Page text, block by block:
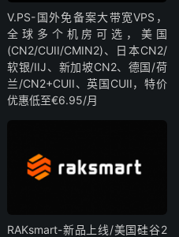
V.PS-国外免备案大带宽VPS，
全球多个机房可选，美国
(CN2/CUII/CMIN2)、日本CN2/
软银/IIJ、新加坡CN2、德国/荷
兰/CN2+CUII、英国CUII，特价
优惠低至€6.95/月
RAKsmart-新品上线/美国硅谷2